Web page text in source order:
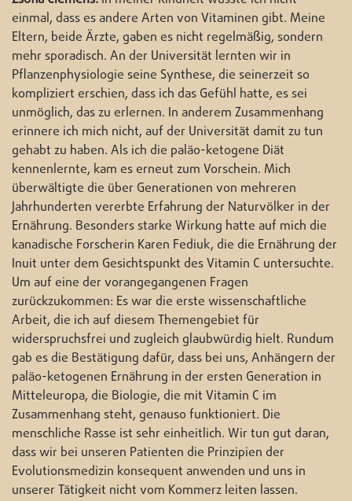
einmal, dass es andere Arten von Vitaminen gibt. Meine
Eltern, beide Ärzte, gaben es nicht regelmäßig, sondern
mehr sporadisch. An der Universität lernten wir in
Pflanzenphysiologie seine Synthese, die seinerzeit so
kompliziert erschien, dass ich das Gefühl hatte, es sei
unmöglich, das zu erlernen. In anderem Zusammenhang
erinnere ich mich nicht, auf der Universität damit zu tun
gehabt zu haben. Als ich die paläo-ketogene Diät
kennenlernte, kam es erneut zum Vorschein. Mich
überwältigte die über Generationen von mehreren
Jahrhunderten vererbte Erfahrung der Naturvölker in der
Ernährung. Besonders starke Wirkung hatte auf mich die
kanadische Forscherin Karen Fediuk, die die Ernährung der
Inuit unter dem Gesichtspunkt des Vitamin C untersuchte.
Um auf eine der vorangegangenen Fragen
zurückzukommen: Es war die erste wissenschaftliche
Arbeit, die ich auf diesem Themengebiet für
widerspruchsfrei und zugleich glaubwürdig hielt. Rundum
gab es die Bestätigung dafür, dass bei uns, Anhängern der
paläo-ketogenen Ernährung in der ersten Generation in
Mitteleuropa, die Biologie, die mit Vitamin C im
Zusammenhang steht, genauso funktioniert. Die
menschliche Rasse ist sehr einheitlich. Wir tun gut daran,
dass wir bei unseren Patienten die Prinzipien der
Evolutionsmedizin konsequent anwenden und uns in
unserer Tätigkeit nicht vom Kommerz leiten lassen.